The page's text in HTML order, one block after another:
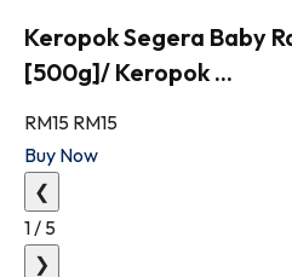
Keropok Segera Baby
[500g]/ Keropok ...
RM15 RM15
Buy Now
❮
1 / 5
❯